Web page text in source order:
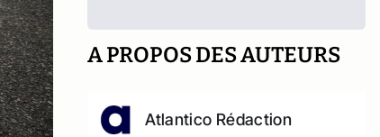
A PROPOS DES AUTEURS
Atlantico Rédaction